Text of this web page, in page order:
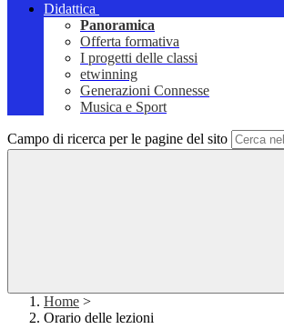
Didattica
Panoramica
Offerta formativa
I progetti delle classi
etwinning
Generazioni Connesse
Musica e Sport
Campo di ricerca per le pagine del sito
Home >
Orario delle lezioni